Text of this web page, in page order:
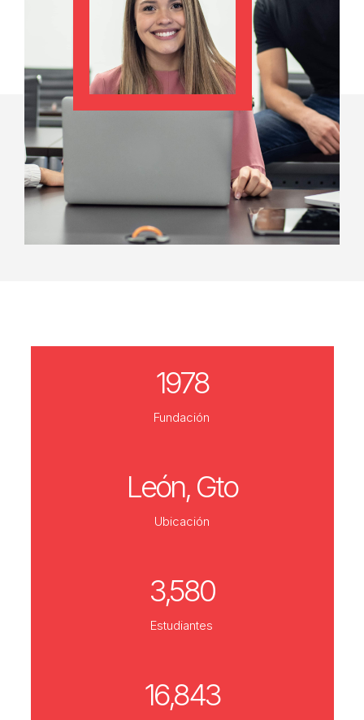
1978
Fundación
León, Gto
Ubicación
3,580
Estudiantes
16,843